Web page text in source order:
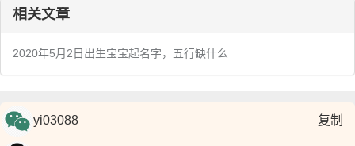
相关文章
2020年5月2日出生宝宝起名字，五行缺什么
复制